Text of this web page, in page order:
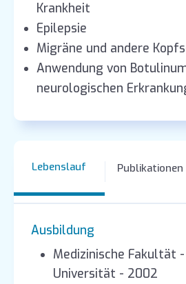
Krankheit
Epilepsie
Migräne und andere
Anwendung von
neurologischen
Lebenslauf Publikationen
Ausbildung
Medizinische Fakultät -
Universität - 2002